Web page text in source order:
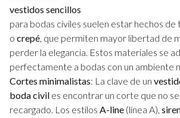
vestidos sencillos
para bodas civiles suelen estar hechos de
o crepé, que permiten mayor libertad de
perder la elegancia. Estos materiales se
perfectamente a bodas con un ambiente
Cortes minimalistas: La clave de un
boda civil es encontrar un corte que no
recargado. Los estilos A-line (línea A),